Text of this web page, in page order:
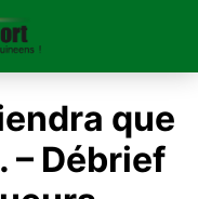
que
Débrief